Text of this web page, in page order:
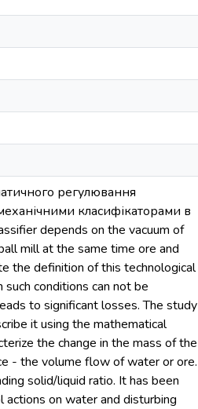
регулювання
класифікаторами в
depends on the vacuum of
mill at the same time ore and
the definition of this technological
conditions can not be
to significant losses. The study
it using the mathematical
the change in the mass of the
- the volume flow of water or ore.
solid/liquid ratio. It has been
on water and disturbing